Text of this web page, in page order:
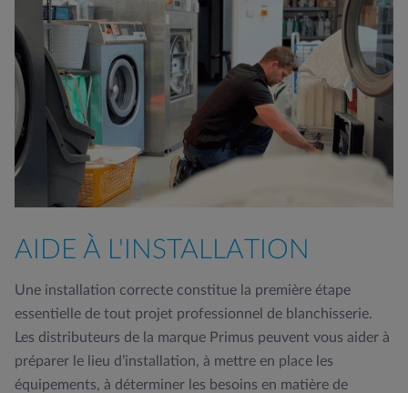
AIDE À L'INSTALLATION
Une installation correcte constitue la première étape
essentielle de tout projet professionnel de blanchisserie.
Les distributeurs de la marque Primus peuvent vous aider à
préparer le lieu d’installation, à mettre en place les
équipements, à déterminer les besoins en matière de